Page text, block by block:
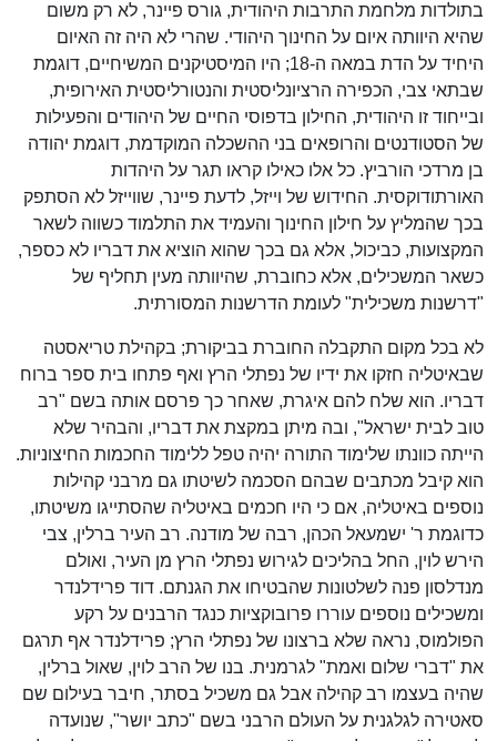
בתולדות מלחמת התרבות היהודית, גורס פיינר, לא רק משום
שהיא היוותה איום על החינוך היהודי. שהרי לא היה זה האיום
היחיד על הדת במאה ה-18; היו המיסטיקנים המשיחיים, דוגמת
שבתאי צבי, הכפירה הרציונליסטית והנטורליסטית האירופית,
ובייחוד זו היהודית, החילון בדפוסי החיים של היהודים והפעילות
של הסטודנטים והרופאים בני ההשכלה המוקדמת, דוגמת יהודה
בן מרדכי הורביץ. כל אלו כאילו קראו תגר על היהדות
האורתודוקסית. החידוש של וייזל, לדעת פיינר, שווייזל לא הסתפק
בכך שהמליץ על חילון החינוך והעמיד את התלמוד כשווה לשאר
המקצועות, כביכול, אלא גם בכך שהוא הוציא את דבריו לא כספר,
כשאר המשכילים, אלא כחוברת, שהיוותה מעין תחליף של
"דרשנות משכילית" לעומת הדרשנות המסורתית.
לא בכל מקום התקבלה החוברת בביקורת; בקהילת טריאסטה
שבאיטליה חזקו את ידיו של נפתלי הרץ ואף פתחו בית ספר ברוח
דבריו. הוא שלח להם איגרת, שאחר כך פרסם אותה בשם "רב
טוב לבית ישראל", ובה מיתן במקצת את דבריו, והבהיר שלא
הייתה כוונתו שלימוד התורה יהיה טפל ללימוד החכמות החיצוניות.
הוא קיבל מכתבים שבהם הסכמה לשיטתו גם מרבני קהילות
נוספים באיטליה, אם כי היו חכמים באיטליה שהסתייגו משיטתו,
כדוגמת ר' ישמעאל הכהן, רבה של מודנה. רב העיר ברלין, צבי
הירש לוין, החל בהליכים לגירוש נפתלי הרץ מן העיר, ואולם
מנדלסון פנה לשלטונות שהבטיחו את הגנתם. דוד פרידלנדר
ומשכילים נוספים עוררו פרובוקציות כנגד הרבנים על רקע
הפולמוס, נראה שלא ברצונו של נפתלי הרץ; פרידלנדר אף תרגם
את "דברי שלום ואמת" לגרמנית. בנו של הרב לוין, שאול ברלין,
שהיה בעצמו רב קהילה אבל גם משכיל בסתר, חיבר בעילום שם
סאטירה לגלגנית על העולם הרבני בשם "כתב יושר", שנועדה